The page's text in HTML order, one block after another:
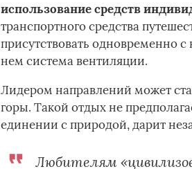
использование средств
транспортного средства
присутствовать одновременно
нем система вентиляции.
Лидером направлений может
горы. Такой отдых не
единении с природой, дарит
Любителям